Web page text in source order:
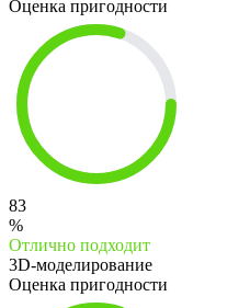
Оценка пригодности
83
%
Отлично подходит
3D-моделирование
Оценка пригодности